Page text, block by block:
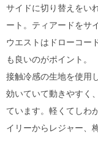
サイドに切り替えをい
ート。ティアードをサ
ウエストはドローコー
も良いのがポイント。
接触冷感の生地を使用
効いていて動きやすく
ています。軽くてしわ
イリーからレジャー、